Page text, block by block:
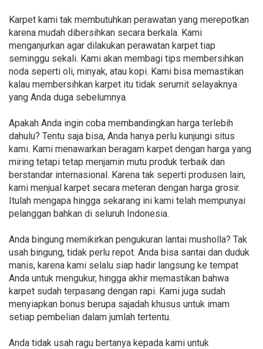
Karpet kami tak membutuhkan perawatan yang merepotkan
karena mudah dibersihkan secara berkala. Kami
menganjurkan agar dilakukan perawatan karpet tiap
seminggu sekali. Kami akan membagi tips membersihkan
noda seperti oli, minyak, atau kopi. Kami bisa memastikan
kalau membersihkan karpet itu tidak serumit selayaknya
yang Anda duga sebelumnya.
Apakah Anda ingin coba membandingkan harga terlebih
dahulu? Tentu saja bisa, Anda hanya perlu kunjungi situs
kami. Kami menawarkan beragam karpet dengan harga yang
miring tetapi tetap menjamin mutu produk terbaik dan
berstandar internasional. Karena tak seperti produsen lain,
kami menjual karpet secara meteran dengan harga grosir.
Itulah mengapa hingga sekarang ini kami telah mempunyai
pelanggan bahkan di seluruh Indonesia.
Anda bingung memikirkan pengukuran lantai musholla? Tak
usah bingung, tidak perlu repot. Anda bisa santai dan duduk
manis, karena kami selalu siap hadir langsung ke tempat
Anda untuk mengukur, hingga akhir memastikan bahwa
karpet sudah terpasang dengan rapi. Kami juga sudah
menyiapkan bonus berupa sajadah khusus untuk imam
setiap pembelian dalam jumlah tertentu.
Anda tidak usah ragu bertanya kepada kami untuk